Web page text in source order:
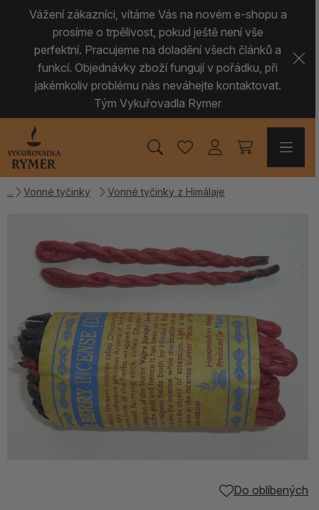
Vážení zákazníci, vítáme Vás na novém e-shopu a
prosíme o trpělivost, pokud ještě není vše
perfektní. Pracujeme na doladění všech článků a
funkcí. Objednávky zboží fungují v pořádku, při
jakémkoliv problému nás neváhejte kontaktovat.
Tým Vykuřovadla Rymer
Vonné tyčinky Vonné tyčinky z Himálaje
Do oblíbených